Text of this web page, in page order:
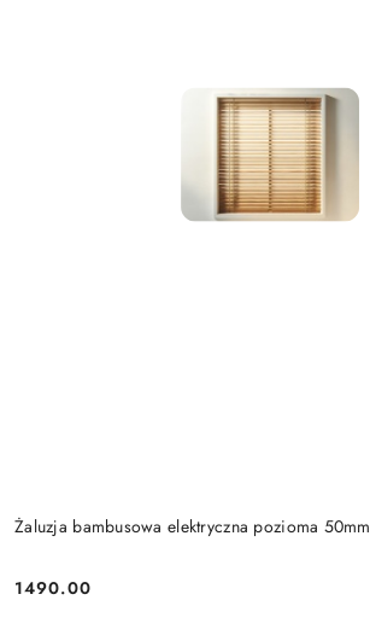
Żaluzja bambusowa elektryczna pozioma 50mm
Cena:
1490.00